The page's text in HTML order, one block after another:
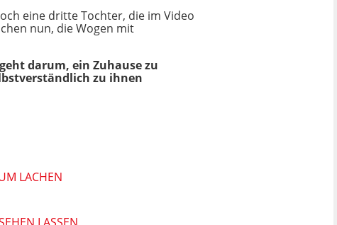
eine dritte Tochter, die im Video
nun, die Wogen mit
darum, ein Zuhause zu
zu ihnen
LACHEN
LASSEN